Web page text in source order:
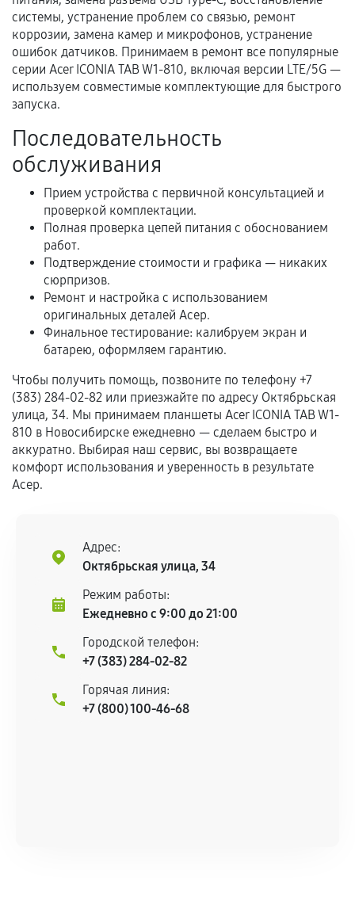
Когда гарантия не действует
Нарушение правил эксплуатации,
механические повреждения, попадание влаги,
перегрев, коррозия.
Самостоятельный ремонт или вмешательство
Естественный износ деталей, если иное не
предусмотрено отдельно.
Обращение после окончания гарантийного
срока.
Программные сбои, если это не указано в
отдельных условиях.
Если комплектующие куплены
самостоятельно
Гарантия на выполненные работы может
сохраняться полностью или частично, если
соблюдены следующие условия:
Предоставленные детали подходят по
техническим параметрам и не имеют внешних
дефектов.
остается на стороне производителя или
продавца. За качество сторонних деталей
сервисный центр ответственности не несет.
системы, устранение проблем со связью, ремонт
коррозии, замена камер и микрофонов, устранение
ошибок датчиков. Принимаем в ремонт все популярные
серии Acer ICONIA TAB W1-810, включая версии LTE/5G —
используем совместимые комплектующие для быстрого
запуска.
Последовательность
обслуживания
Прием устройства с первичной консультацией и
проверкой комплектации.
Полная проверка цепей питания с обоснованием
работ.
Подтверждение стоимости и графика — никаких
сюрпризов.
Ремонт и настройка с использованием
оригинальных деталей Асер.
Финальное тестирование: калибруем экран и
батарею, оформляем гарантию.
Чтобы получить помощь, позвоните по телефону +7
(383) 284-02-82 или приезжайте по адресу Октябрьская
улица, 34. Мы принимаем планшеты Acer ICONIA TAB W1-
810 в Новосибирске ежедневно — сделаем быстро и
аккуратно. Выбирая наш сервис, вы возвращаете
комфорт использования и уверенность в результате
Асер.
Адрес:
Октябрьская улица, 34
Режим работы:
Ежедневно с 9:00 до 21:00
Городской телефон:
+7 (383) 284-02-82
Горячая линия:
+7 (800) 100-46-68